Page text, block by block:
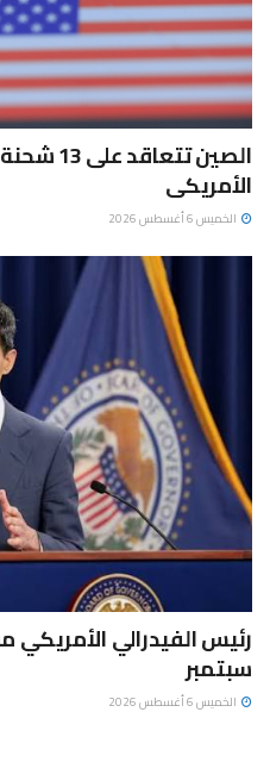
الصين
الأمريكى
الخميس 6 أغسطس 2026
رئيس الفيدرالي
سبتمبر
الخميس 6 أغسطس 2026